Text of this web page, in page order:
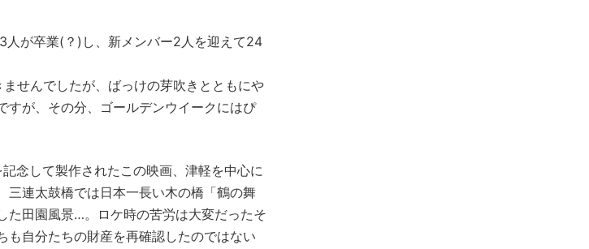
が卒業(？)し、新メンバー2人を迎えて24
せんでしたが、ばっけの芽吹きとともにや
すが、その分、ゴールデンウイークにはぴ
念して製作されたこの映画、津軽を中心に
三連太鼓橋では日本一長い木の橋「鶴の舞
た田園風景…。ロケ時の苦労は大変だったそ
も自分たちの財産を再確認したのではない